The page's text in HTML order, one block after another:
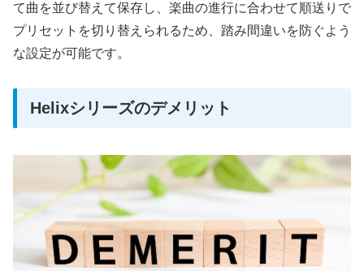
て曲を並び替えて保存し、楽曲の進行に合わせて順送りで
プリセットを切り替えられるため、踏み間違いを防ぐよう
な設定が可能です。
Helixシリーズのデメリット